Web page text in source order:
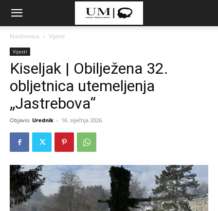
Naslovnica Vijesti
Vijesti
Kiseljak | Obilježena 32.
obljetnica utemeljenja
„Jastrebova“
Objavio Urednik - 16. siječnja 2026.